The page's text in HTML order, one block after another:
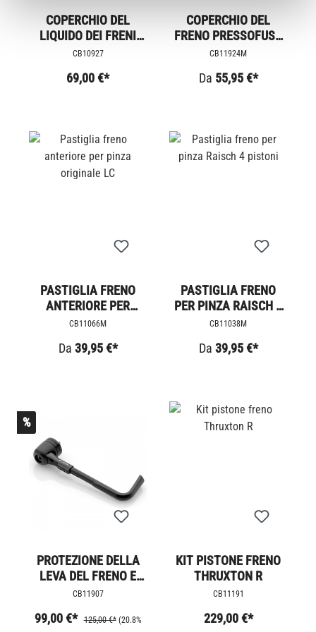
COPERCHIO DEL
LIQUIDO DEI FRENI
TRIUMPH FRESATO
CB10927
69,00 €*
COPERCHIO DEL
FRENO PRESSOFUSO
STRAPPATO
CB11924M
Da 55,95 €*
PASTIGLIA FRENO
ANTERIORE PER
PINZA ORIGINALE LC
CB11066M
Da 39,95 €*
PASTIGLIA FRENO
PER PINZA RAISCH 4
PISTONI
CB11038M
Da 39,95 €*
%
PROTEZIONE DELLA
LEVA DEL FRENO E
DELLA FRIZIONE
CB11907
99,00 €* 125,00 €* (20.8%
KIT PISTONE FRENO
THRUXTON R
CB11191
229,00 €*